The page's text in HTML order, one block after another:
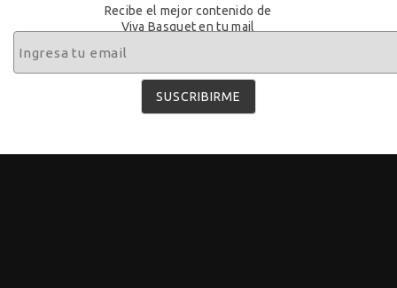
Recibe el mejor contenido de
Viva Basquet en tu mail